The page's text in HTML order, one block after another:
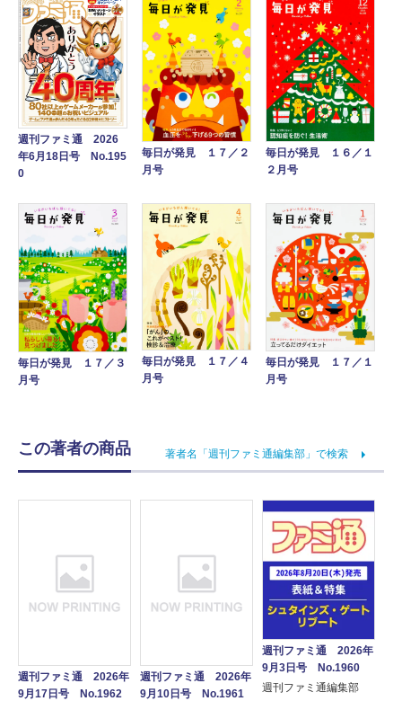
週刊ファミ通 2026
年6月18日号 No.195
0
毎日が発見 １７／２
月号
毎日が発見 １６／１
２月号
毎日が発見 １７／３
月号
毎日が発見 １７／４
月号
毎日が発見 １７／１
月号
この著者の商品 著者名「週刊ファミ通編集部」で検索
週刊ファミ通 2026年
9月17日号 No.1962
週刊ファミ通 2026年
9月10日号 No.1961
週刊ファミ通 2026年
9月3日号 No.1960
週刊ファミ通編集部